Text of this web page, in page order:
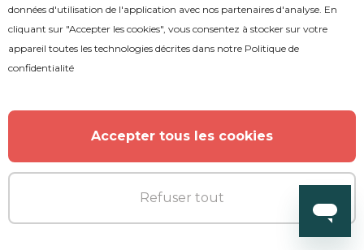
données d'utilisation de l'application avec nos partenaires d'analyse. En
cliquant sur "Accepter les cookies", vous consentez à stocker sur votre
appareil toutes les technologies décrites dans notre Politique de
confidentialité
Accepter tous les cookies
Refuser tout